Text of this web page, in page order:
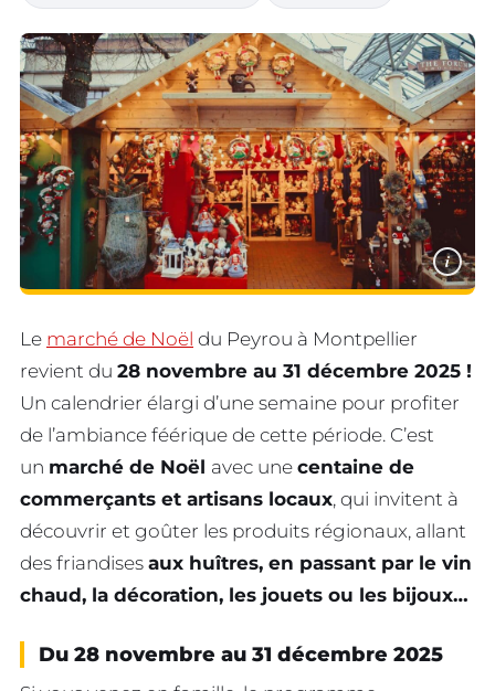
i
Le marché de Noël du Peyrou à Montpellier
revient du 28 novembre au 31 décembre 2025 !
Un calendrier élargi d’une semaine pour profiter
de l’ambiance féérique de cette période. C’est
un marché de Noël avec une centaine de
commerçants et artisans locaux, qui invitent à
découvrir et goûter les produits régionaux, allant
des friandises aux huîtres, en passant par le vin
chaud, la décoration, les jouets ou les bijoux…
Du 28 novembre au 31 décembre 2025